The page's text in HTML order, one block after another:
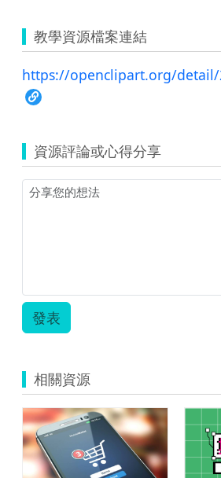
教學資源檔案連結
https://openclipart.org/detail/
資源評論或心得分享
發表
相關資源